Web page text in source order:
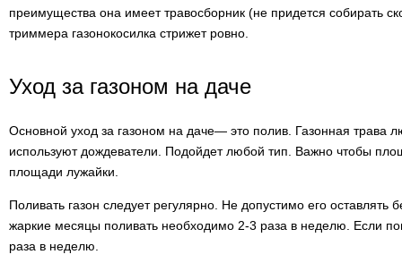
преимущества она имеет травосборник (не придется собирать
триммера газонокосилка стрижет ровно.
Уход за газоном на даче
Основной уход за газоном на даче— это полив. Газонная трава
используют дождеватели. Подойдет любой тип. Важно чтобы
площади лужайки.
Поливать газон следует регулярно. Не допустимо его оставлять
жаркие месяцы поливать необходимо 2-3 раза в неделю. Если
раза в неделю.